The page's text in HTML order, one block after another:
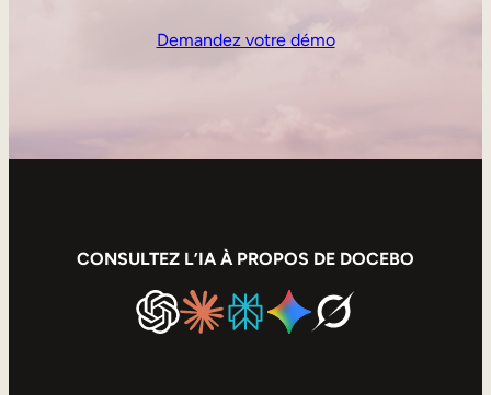
Demandez votre démo
CONSULTEZ L’IA À PROPOS DE DOCEBO